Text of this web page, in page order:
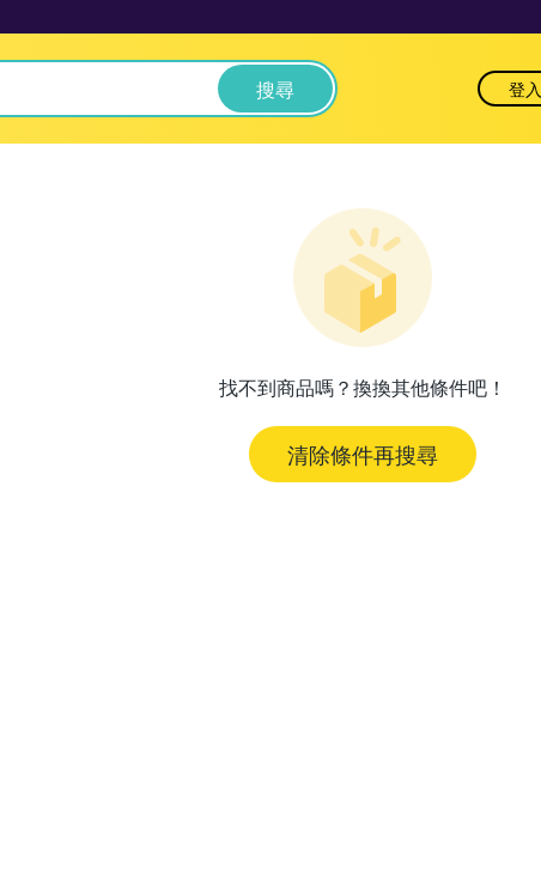
搜尋 登入
找不到商品嗎？換換其他條件吧！
清除條件再搜尋